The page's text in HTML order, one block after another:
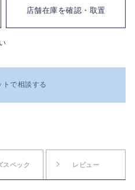
店舗在庫を確認・取置
トで相談する
スペック レビュー